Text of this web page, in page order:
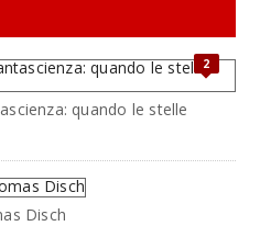
2
quando le stelle
Disch